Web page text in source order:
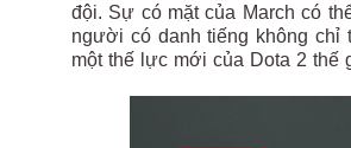
đội. Sự có mặt của March có
người có danh tiếng không chỉ
một thế lực mới của Dota 2